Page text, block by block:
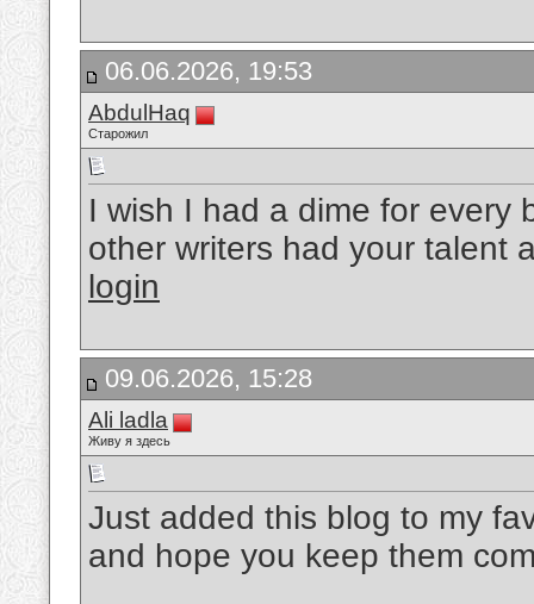
06.06.2026, 19:53
AbdulHaq
Старожил
I wish I had a dime for every
other writers had your talent
login
09.06.2026, 15:28
Ali ladla
Живу я здесь
Just added this blog to my
and hope you keep them